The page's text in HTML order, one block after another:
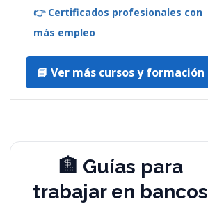
👉 Certificados profesionales con
más empleo
📘 Ver más cursos y formación
🏦 Guías para
trabajar en bancos